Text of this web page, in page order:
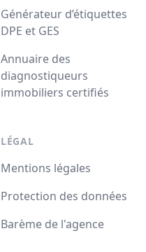
Générateur d’étiquettes
DPE et GES
Annuaire des
diagnostiqueurs
immobiliers certifiés
LÉGAL
Mentions légales
Protection des données
Barème de l'agence